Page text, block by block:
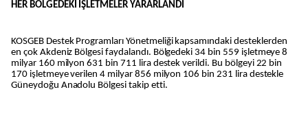
HER BÖLGEDEKİ İŞLETMELER YARARLANDI
KOSGEB Destek Programları Yönetmeliği kapsamındaki desteklerden
en çok Akdeniz Bölgesi faydalandı. Bölgedeki 34 bin 559 işletmeye 8
milyar 160 milyon 631 bin 711 lira destek verildi. Bu bölgeyi 22 bin
170 işletmeye verilen 4 milyar 856 milyon 106 bin 231 lira destekle
Güneydoğu Anadolu Bölgesi takip etti.